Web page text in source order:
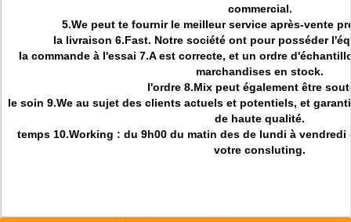
commercial.
5.We peut te fournir le meilleur service après-vente
la livraison 6.Fast. Notre société ont pour posséder
la commande à l'essai 7.A est correcte, et un ordre
marchandises en stock.
l'ordre 8.Mix peut également être
le soin 9.We au sujet des clients actuels et potentiels, et
de haute qualité.
temps 10.Working : du 9h00 du matin des de lundi à vendredi
votre consluting.